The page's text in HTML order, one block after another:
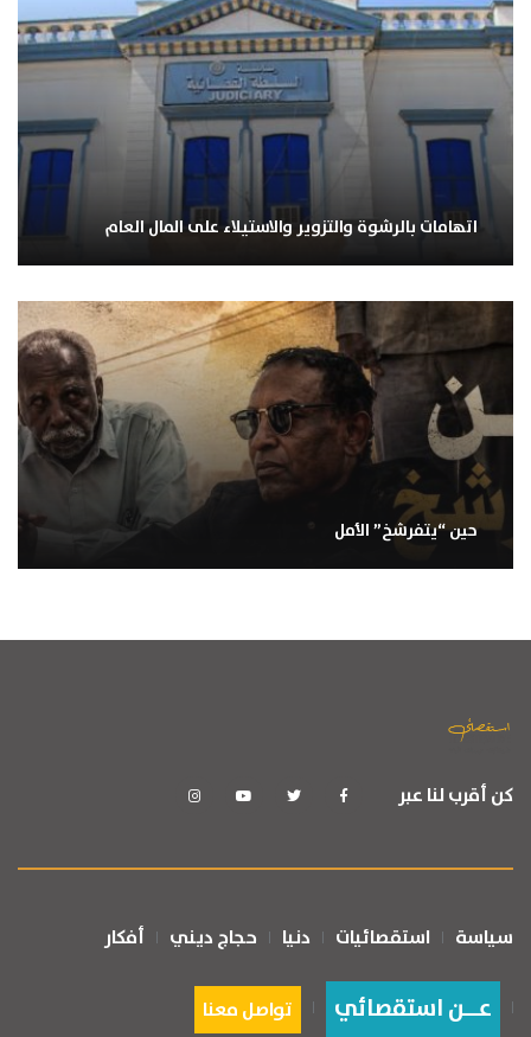
اتهامات بالرشوة والتزوير والاستيلاء على المال العام
حين “يتفرشخ” الأمل
كن أقرب لنا عبر
سياسة استقصائيات دنيا حجاج ديني أفكار
عــن استقصائي تواصل معنا